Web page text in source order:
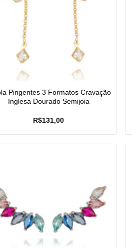
Pingentes 3 Formatos Cravação
Inglesa Dourado Semijoia
R$131,00